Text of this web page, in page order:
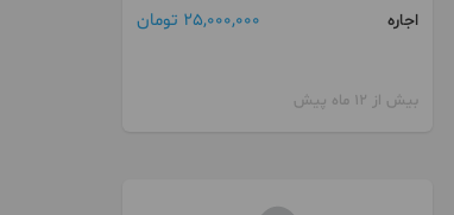
اجاره 25,000,000 تومان
بیش از 12 ماه پیش